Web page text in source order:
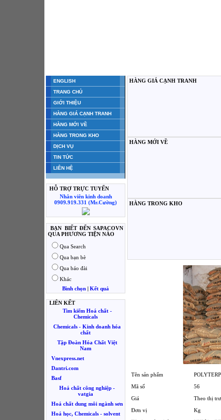
ENGLISH
TRANG CHỦ
GIỚI THIỆU
HÀNG GIÁ CẠNH TRANH
HÀNG MỚI VỀ
HÀNG TRONG KHO
DỊCH VỤ
TIN TỨC
LIÊN HỆ
HỖ TRỢ TRỰC TUYẾN
Nhân viên kinh doanh
0909.919.331 (Mr.Cường)
BẠN BIẾT ĐẾN SAPACOVN
QUA PHƯƠNG TIỆN NÀO
Qua Search
Qua bạn bè
Qua báo đài
Khác
Bình chọn | Kết quả
LIÊN KẾT
Tìm kiếm Hoá chất -
Chemicals
Chemicals - Kinh doanh hóa
chất
Tập Đoàn Hóa Chất Việt
Nam
Vnexpress.net
Dantri.com
Basf
Hoá chất công nghiệp -
vatgia
Hoá chất dung môi ngành sơn
Hoá học, Chemicals - solvent
HÀNG GIÁ CẠNH TRANH
HÀNG MỚI VỀ
HÀNG TRONG KHO
Tên sản phẩm
Mã số
56
Giá
Theo thị
Đơn vị
Kg